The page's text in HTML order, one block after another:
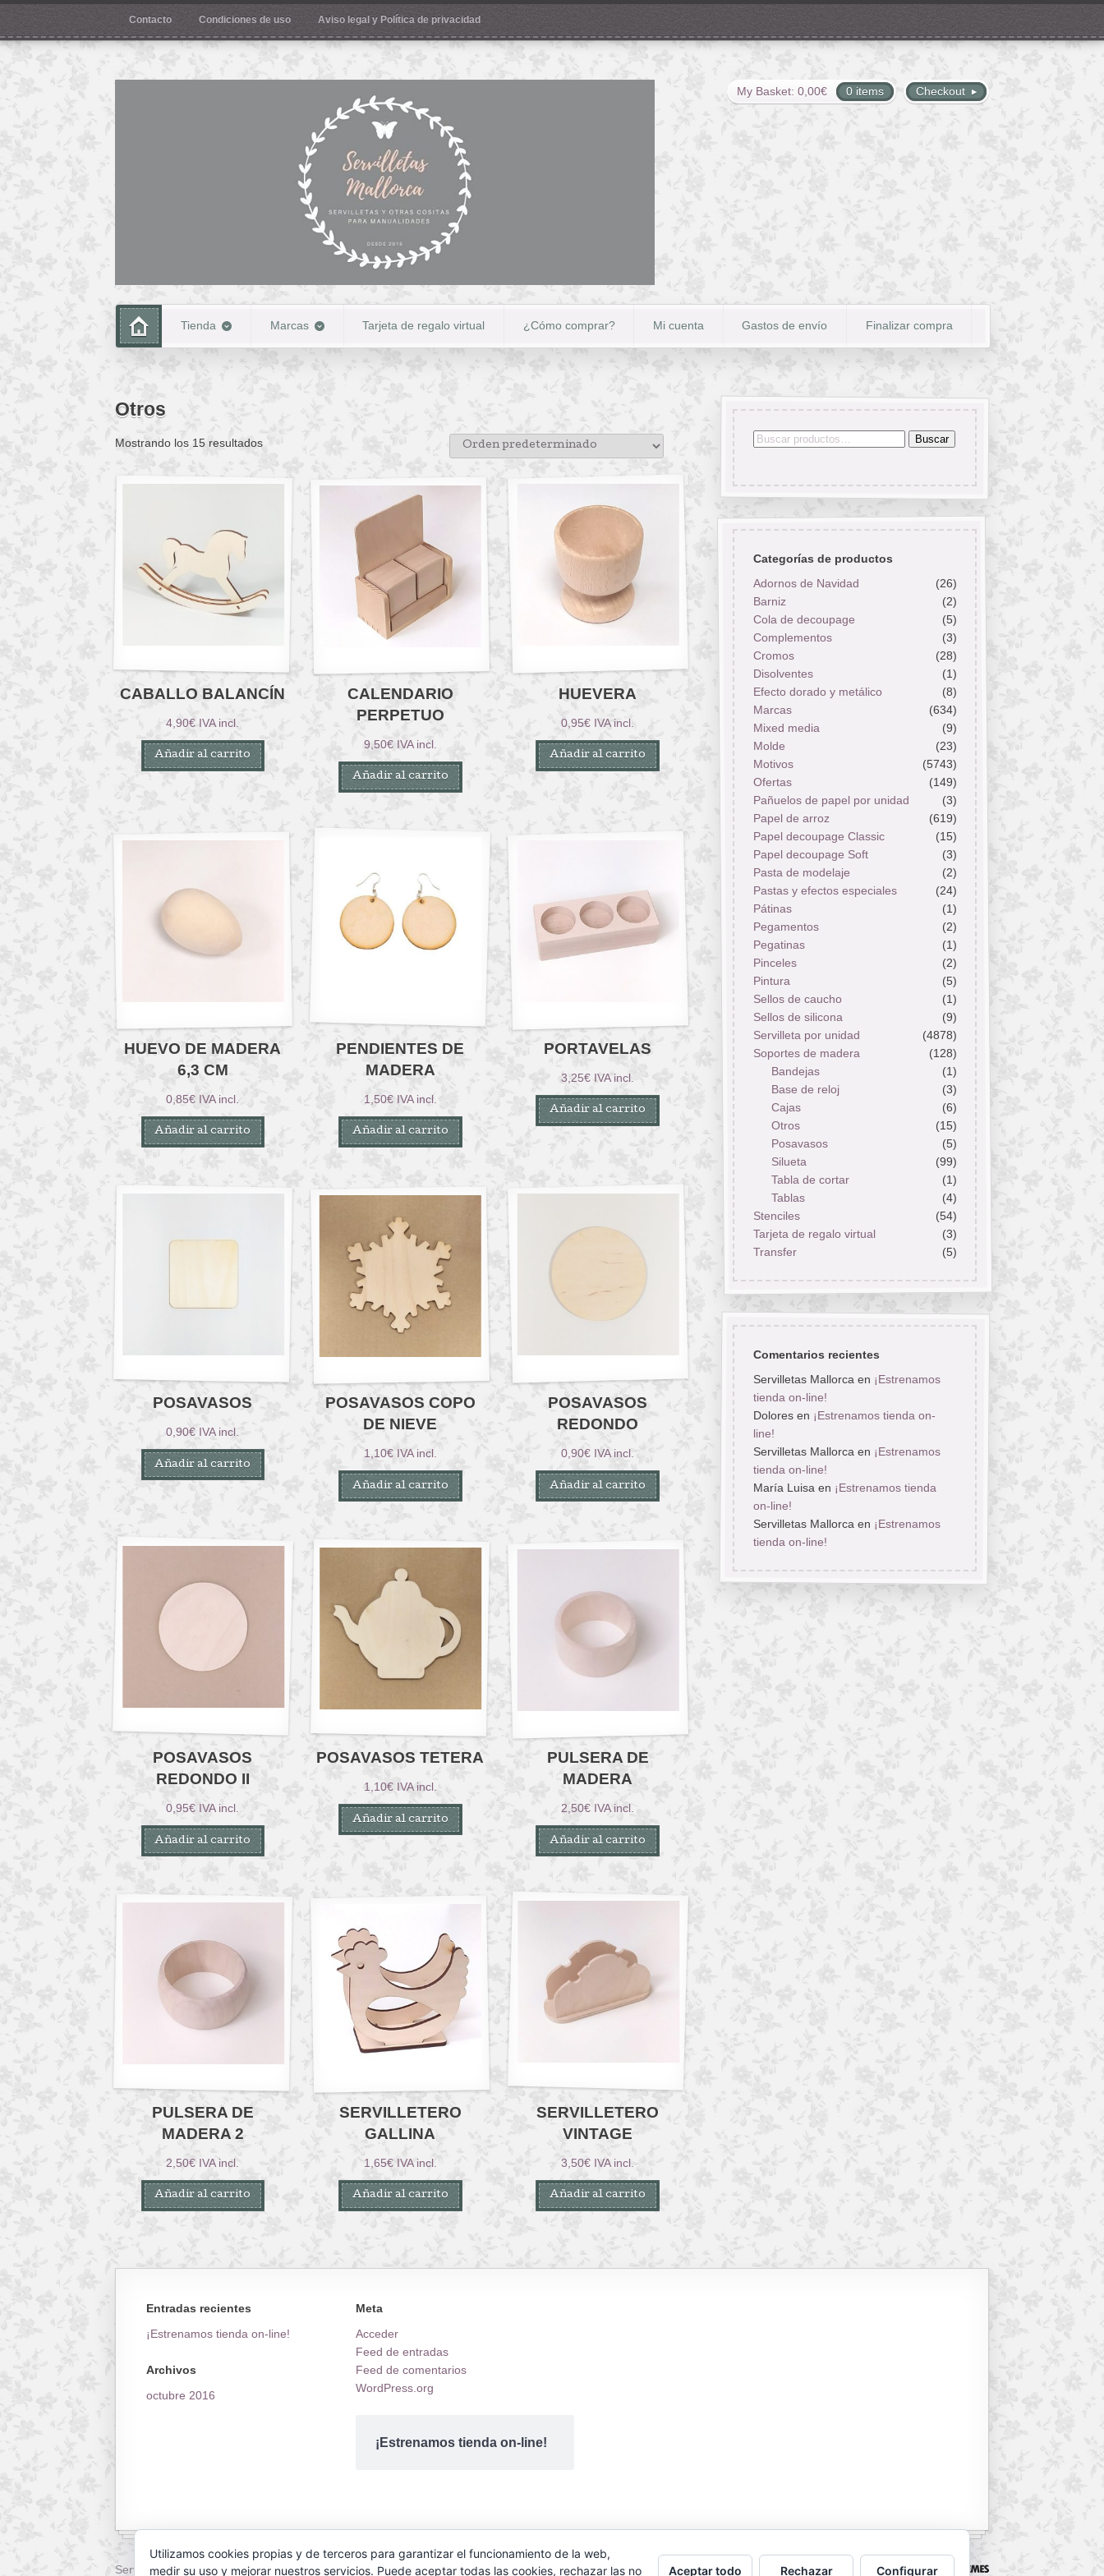
Contacto Condiciones de uso Aviso legal y Política de privacidad
Checkout
My Basket: 0,00€ 0 items
Tienda Marcas Tarjeta de regalo virtual ¿Cómo comprar? Mi cuenta Gastos de envío Finalizar compra
Otros
Mostrando los 15 resultados
CABALLO BALANCÍN
4,90€ IVA incl.
Añadir al carrito
CALENDARIO
PERPETUO
9,50€ IVA incl.
Añadir al carrito
HUEVERA
0,95€ IVA incl.
Añadir al carrito
HUEVO DE MADERA
6,3 CM
0,85€ IVA incl.
Añadir al carrito
PENDIENTES DE
MADERA
1,50€ IVA incl.
Añadir al carrito
PORTAVELAS
3,25€ IVA incl.
Añadir al carrito
POSAVASOS
0,90€ IVA incl.
Añadir al carrito
POSAVASOS COPO
DE NIEVE
1,10€ IVA incl.
Añadir al carrito
POSAVASOS
REDONDO
0,90€ IVA incl.
Añadir al carrito
POSAVASOS
REDONDO II
0,95€ IVA incl.
Añadir al carrito
POSAVASOS TETERA
1,10€ IVA incl.
Añadir al carrito
PULSERA DE
MADERA
2,50€ IVA incl.
Añadir al carrito
PULSERA DE
MADERA 2
2,50€ IVA incl.
Añadir al carrito
SERVILLETERO
GALLINA
1,65€ IVA incl.
Añadir al carrito
SERVILLETERO
VINTAGE
3,50€ IVA incl.
Añadir al carrito
Buscar
Buscar
Categorías de productos
Adornos de Navidad
(26)
Barniz
(2)
Cola de decoupage
(5)
Complementos
(3)
Cromos
(28)
Disolventes
(1)
Efecto dorado y metálico
(8)
Marcas
(634)
Mixed media
(9)
Molde
(23)
Motivos
(5743)
Ofertas
(149)
Pañuelos de papel por unidad
(3)
Papel de arroz
(619)
Papel decoupage Classic
(15)
Papel decoupage Soft
(3)
Pasta de modelaje
(2)
Pastas y efectos especiales
(24)
Pátinas
(1)
Pegamentos
(2)
Pegatinas
(1)
Pinceles
(2)
Pintura
(5)
Sellos de caucho
(1)
Sellos de silicona
(9)
Servilleta por unidad
(4878)
Soportes de madera
(128)
Bandejas
(1)
Base de reloj
(3)
Cajas
(6)
Otros
(15)
Posavasos
(5)
Silueta
(99)
Tabla de cortar
(1)
Tablas
(4)
Stenciles
(54)
Tarjeta de regalo virtual
(3)
Transfer
(5)
Comentarios recientes
Servilletas Mallorcaen ¡Estrenamos
tienda on-line!
Doloresen ¡Estrenamos tienda on-
line!
Servilletas Mallorcaen ¡Estrenamos
tienda on-line!
María Luisaen ¡Estrenamos tienda
on-line!
Servilletas Mallorcaen ¡Estrenamos
tienda on-line!
Entradas recientes
¡Estrenamos tienda on-line!
Archivos
octubre 2016
Meta
Acceder
Feed de entradas
Feed de comentarios
WordPress.org
¡Estrenamos tienda on-line!
Servilletas Mallorca © 2026. All Rights Reserved. Powered byWordPress . Designed by
Utilizamos cookies propias y de terceros para garantizar el funcionamiento de la web,
medir su uso y mejorar nuestros servicios. Puede aceptar todas las cookies, rechazar las no
Aceptar todo Rechazar Configurar